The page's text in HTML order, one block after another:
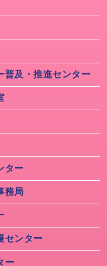
普及・推進センター
ター
務局
センター
ー